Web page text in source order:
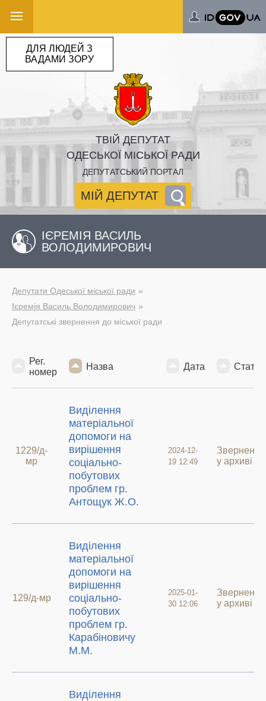
ТВІЙ ДЕПУТАТ
ОДЕСЬКОЇ МІСЬКОЇ РАДИ
ДЕПУТАТСЬКИЙ ПОРТАЛ
МІЙ ДЕПУТАТ
ДЛЯ ЛЮДЕЙ З
ВАДАМИ ЗОРУ
ІЄРЕМІЯ ВАСИЛЬ
ВОЛОДИМИРОВИЧ
Депутати Одеської міської ради
Ієремія Василь Володимирович
Депутатські звернення до міської ради
Рег.
номер
Назва Дата Статус
1229/д-
мр
Виділення
матеріальної
допомоги на
вирішення
соціально-
побутових
проблем гр.
Антощук Ж.О.
2024-12-
19 12:49
Звернення
у архиві
129/д-мр
Виділення
матеріальної
допомоги на
вирішення
соціально-
побутових
проблем гр.
Карабіновичу
М.М.
2025-01-
30 12:06
Звернення
у архиві
Виділення